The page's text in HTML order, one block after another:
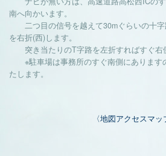
南へ向かいます。
二つ目の信号を越えて30mぐらいの十字
を右折(西)します。
突き当たりのT字路を左折すればすぐ右
※駐車場は事務所のすぐ南側にあります
たします。
〈地図アクセスマッ